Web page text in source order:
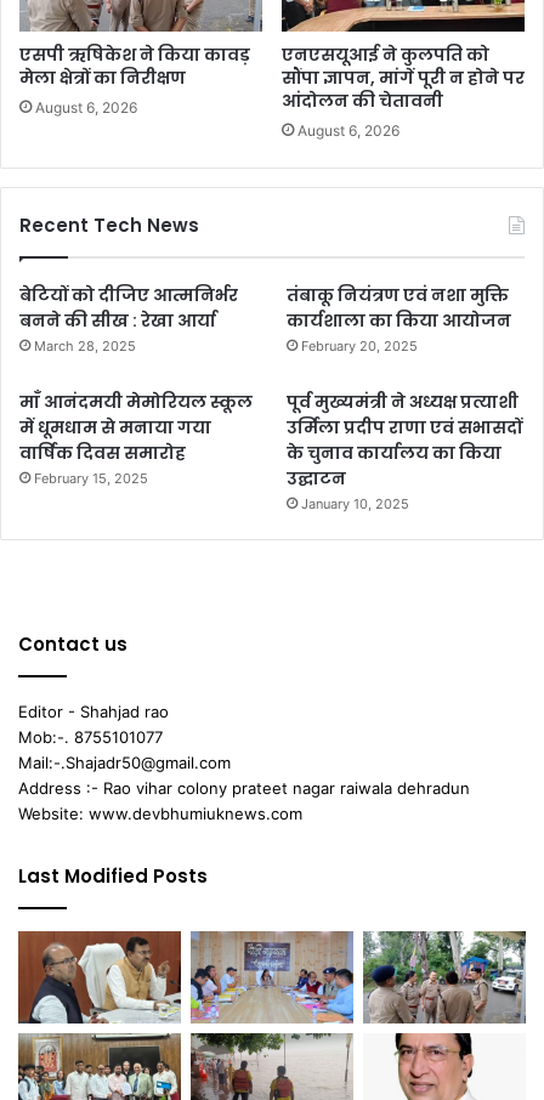
एसपी ऋषिकेश ने किया कावड़
मेला क्षेत्रों का निरीक्षण
August 6, 2026
एनएसयूआई ने कुलपति को
सौंपा ज्ञापन, मांगें पूरी न होने पर
आंदोलन की चेतावनी
August 6, 2026
Recent Tech News
बेटियों को दीजिए आत्मनिर्भर
बनने की सीख : रेखा आर्या
March 28, 2025
तंबाकू नियंत्रण एवं नशा मुक्ति
कार्यशाला का किया आयोजन
February 20, 2025
माँ आनंदमयी मेमोरियल स्कूल
में धूमधाम से मनाया गया
वार्षिक दिवस समारोह
February 15, 2025
पूर्व मुख्यमंत्री ने अध्यक्ष प्रत्याशी
उर्मिला प्रदीप राणा एवं सभासदों
के चुनाव कार्यालय का किया
उद्घाटन
January 10, 2025
Contact us
Editor - Shahjad rao
Mob:-. 8755101077
Mail:-.Shajadr50@gmail.com
Address :- Rao vihar colony prateet nagar raiwala dehradun
Website: www.devbhumiuknews.com
Last Modified Posts